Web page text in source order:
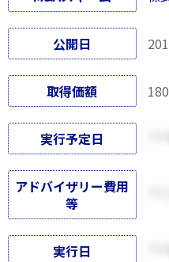
公開日
取得価額
実行予定日
アドバイザリー費用
等
実行日